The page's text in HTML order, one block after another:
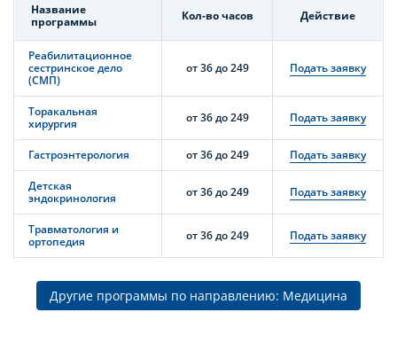
Название
программы
Кол-во часов Действие
Реабилитационное
сестринское дело
(СМП)
от 36 до 249 Подать заявку
Торакальная
хирургия
от 36 до 249 Подать заявку
Гастроэнтерология от 36 до 249 Подать заявку
Детская
эндокринология
от 36 до 249 Подать заявку
Травматология и
ортопедия
от 36 до 249 Подать заявку
Другие программы по направлению: Медицина